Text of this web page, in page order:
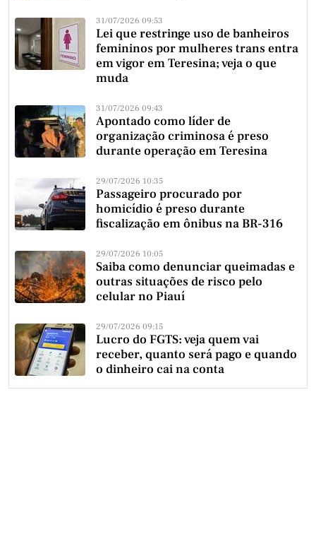
31/07/2026 09:53
Lei que restringe uso de banheiros
femininos por mulheres trans entra
em vigor em Teresina; veja o que
muda
31/07/2026 09:43
Apontado como líder de
organização criminosa é preso
durante operação em Teresina
29/07/2026 10:35
Passageiro procurado por
homicídio é preso durante
fiscalização em ônibus na BR-316
29/07/2026 10:05
Saiba como denunciar queimadas e
outras situações de risco pelo
celular no Piauí
29/07/2026 09:15
Lucro do FGTS: veja quem vai
receber, quanto será pago e quando
o dinheiro cai na conta